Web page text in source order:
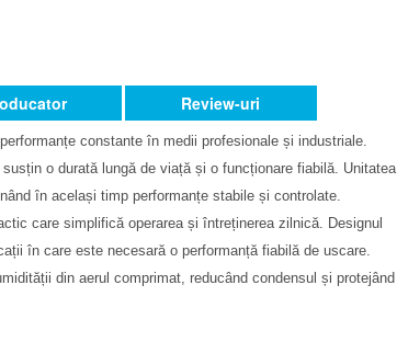
constante în medii profesionale și industriale.
o durată lungă de viață și o funcționare fiabilă. Unitatea
în același timp performanțe stabile și controlate.
care simplifică operarea și întreținerea zilnică. Designul
în care este necesară o performanță fiabilă de uscare.
din aerul comprimat, reducând condensul și protejând
Review-uri